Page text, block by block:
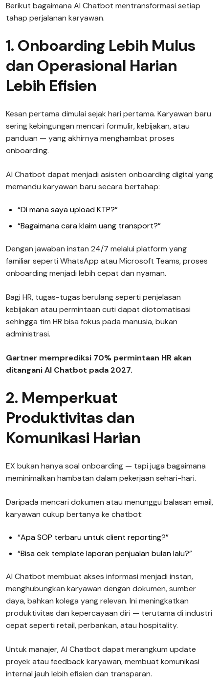
Berikut bagaimana AI Chatbot mentransformasi setiap
tahap perjalanan karyawan.
1. Onboarding Lebih Mulus
dan Operasional Harian
Lebih Efisien
Kesan pertama dimulai sejak hari pertama. Karyawan baru
sering kebingungan mencari formulir, kebijakan, atau
panduan — yang akhirnya menghambat proses
onboarding.
AI Chatbot dapat menjadi asisten onboarding digital yang
memandu karyawan baru secara bertahap:
“Di mana saya upload KTP?”
“Bagaimana cara klaim uang transport?”
Dengan jawaban instan 24/7 melalui platform yang
familiar seperti WhatsApp atau Microsoft Teams, proses
onboarding menjadi lebih cepat dan nyaman.
Bagi HR, tugas-tugas berulang seperti penjelasan
kebijakan atau permintaan cuti dapat diotomatisasi
sehingga tim HR bisa fokus pada manusia, bukan
administrasi.
Gartner memprediksi 70% permintaan HR akan
ditangani AI Chatbot pada 2027.
2. Memperkuat
Produktivitas dan
Komunikasi Harian
EX bukan hanya soal onboarding — tapi juga bagaimana
meminimalkan hambatan dalam pekerjaan sehari-hari.
Daripada mencari dokumen atau menunggu balasan email,
karyawan cukup bertanya ke chatbot:
“Apa SOP terbaru untuk client reporting?”
“Bisa cek template laporan penjualan bulan lalu?”
AI Chatbot membuat akses informasi menjadi instan,
menghubungkan karyawan dengan dokumen, sumber
daya, bahkan kolega yang relevan. Ini meningkatkan
produktivitas dan kepercayaan diri — terutama di industri
cepat seperti retail, perbankan, atau hospitality.
Untuk manajer, AI Chatbot dapat merangkum update
proyek atau feedback karyawan, membuat komunikasi
internal jauh lebih efisien dan transparan.